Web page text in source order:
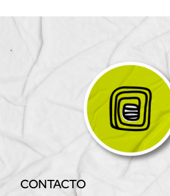
CONTACTO